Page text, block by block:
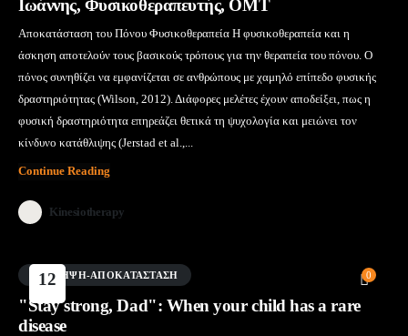
Ιωάννης, Φυσικοθεραπευτής, ΟΜΤ
Αποκατάσταση του Πόνου Φυσικοθεραπεία Η φυσικοθεραπεία και η
άσκηση αποτελούν τους βασικούς τρόπους για την θεραπεία του πόνου. Ο
πόνος συνηθίζει να εμφανίζεται σε ανθρώπους με χαμηλό επίπεδο φυσικής
δραστηριότητας (Wilson, 2012). Διάφορες μελέτες έχουν αποδείξει, πως η
φυσική δραστηριότητα επηρεάζει θετικά τη ψυχολογία και μειώνει τον
κίνδυνο κατάθλιψης (Jerstad et al.,...
Continue Reading
Kinesiotherapy
12 0
ΠΡΌΛΗΨΗ-ΑΠΟΚΑΤΆΣΤΑΣΗ
"Stay strong, Dad": When your child has a rare
disease